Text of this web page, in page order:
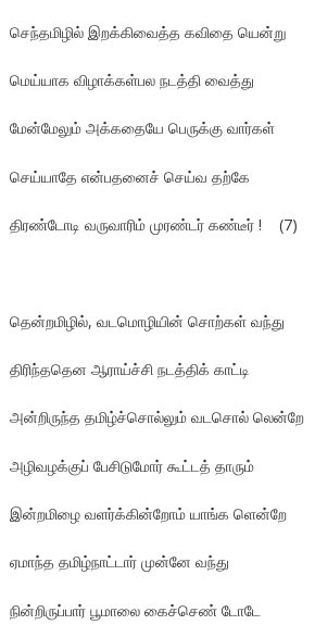
செந்தமிழில் இறக்கிவைத்த கவிதை யென்று
மெய்யாக விழாக்கள்பல நடத்தி வைத்து
மேன்மேலும் அக்கதையே பெருக்கு வார்கள்
செய்யாதே என்பதனைச் செய்வ தற்கே
திரண்டோடி வருவாரிம் முரண்டர் கண்டீர் ! (7)
தென்றமிழில், வடமொழியின் சொற்கள் வந்து
திரிந்ததென ஆராய்ச்சி நடத்திக் காட்டி
அன்றிருந்த தமிழ்ச்சொல்லும் வடசொல் லென்றே
அழிவழக்குப் பேசிடுமோர் கூட்டத் தாரும்
இன்றமிழை வளர்க்கின்றோம் யாங்க ளென்றே
ஏமாந்த தமிழ்நாட்டார் முன்னே வந்து
நின்றிருப்பார் பூமாலை கைச்செண் டோடே